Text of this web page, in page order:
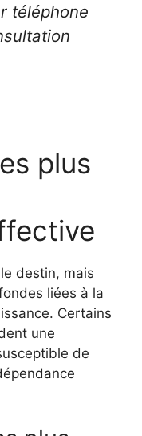
téléphone
plus
destin, mais
liées à la
Certains
une
de